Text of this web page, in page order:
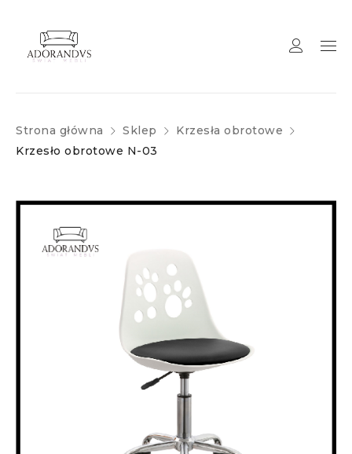
Strona główna Sklep
Krzesła obrotowe
Krzesło obrotowe N-03